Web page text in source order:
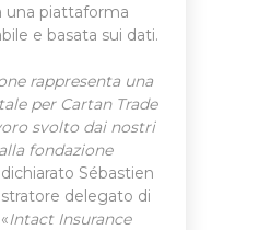
una piattaforma
e basata sui dati.
rappresenta una
per Cartan Trade
svolto dai nostri
fondazione
dichiarato Sébastien
delegato di
Intact Insurance